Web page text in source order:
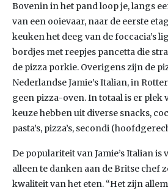
Bovenin in het pand loop je, langs
van een ooievaar, naar de eerste
keuken het deeg van de foccacia’s
bordjes met reepjes pancetta die
de pizza porkie. Overigens zijn de
Nederlandse Jamie’s Italian, in
geen pizza-oven. In totaal is er plek
keuze hebben uit diverse snacks,
pasta’s, pizza’s, secondi
De populariteit van Jamie’s Italian
alleen te danken aan de Britse chef
kwaliteit van het eten. “Het zijn